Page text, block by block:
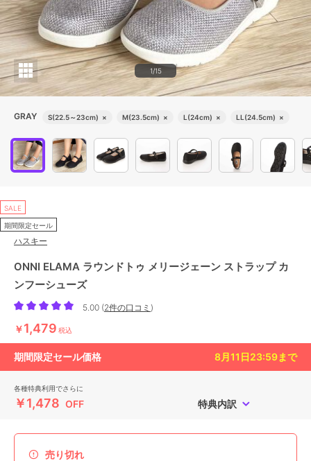
1/15
GRAY S(22.5～23cm) × M(23.5cm) × L(24cm) × LL(24.5cm) ×
SALE
期間限定セール
ハスキー
ONNI ELAMA ラウンドトゥ メリージェーン ストラップ カ
ンフーシューズ
5.00 (2件の口コミ )
￥1,479 税込
期間限定セール価格 8月11日23:59まで
各種特典利用でさらに
￥1,478 OFF 特典内訳
売り切れ